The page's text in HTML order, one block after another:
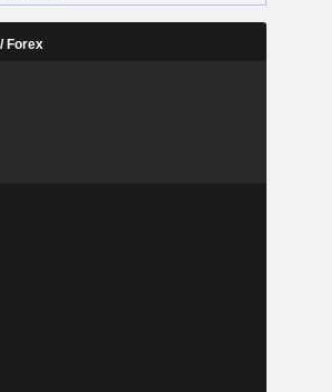
Forex